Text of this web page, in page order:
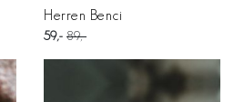
Herren Benci
59 89